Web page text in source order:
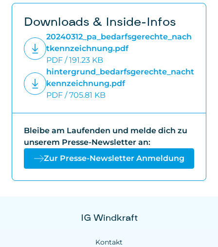
Downloads & Inside-Infos
20240312_pa_bedarfsgerechte_nach
tkennzeichnung.pdf
PDF / 191.23 KB
hintergrund_bedarfsgerechte_nacht
kennzeichnung.pdf
PDF / 705.81 KB
Bleibe am Laufenden und melde dich zu
unserem Presse-Newsletter an:
Zur Presse-Newsletter Anmeldung
IG Windkraft
Kontakt